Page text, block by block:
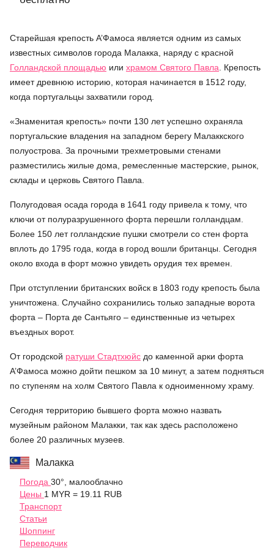
Старейшая крепость А’Фамоса является одним из самых
известных символов города Малакка, наряду с красной
Голландской площадью или храмом Святого Павла . Крепость
имеет древнюю историю, которая начинается в 1512 году,
когда португальцы захватили город.
«Знаменитая крепость» почти 130 лет успешно охраняла
португальские владения на западном берегу Малаккского
полуострова. За прочными трехметровыми стенами
разместились жилые дома, ремесленные мастерские, рынок,
склады и церковь Святого Павла.
Полугодовая осада города в 1641 году привела к тому, что
ключи от полуразрушенного форта перешли голландцам.
Более 150 лет голландские пушки смотрели со стен форта
вплоть до 1795 года, когда в город вошли британцы. Сегодня
около входа в форт можно увидеть орудия тех времен.
При отступлении британских войск в 1803 году крепость была
уничтожена. Случайно сохранились только западные ворота
форта – Порта де Сантьяго – единственные из четырех
въездных ворот.
От городской ратуши Стадтхюйс до каменной арки форта
А’Фамоса можно дойти пешком за 10 минут, а затем подняться
по ступеням на холм Святого Павла к одноименному храму.
Сегодня территорию бывшего форта можно назвать
музейным районом Малакки, так как здесь расположено
более 20 различных музеев.
Малакка
Погода 30°, малооблачно
Цены 1 MYR = 19.11 RUB
Транспорт
Статьи
Шоппинг
Переводчик